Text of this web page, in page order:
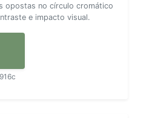
opostas no círculo cromático
e impacto visual.